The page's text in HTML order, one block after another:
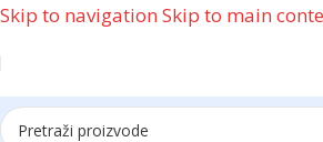
Skip to navigation Skip to main